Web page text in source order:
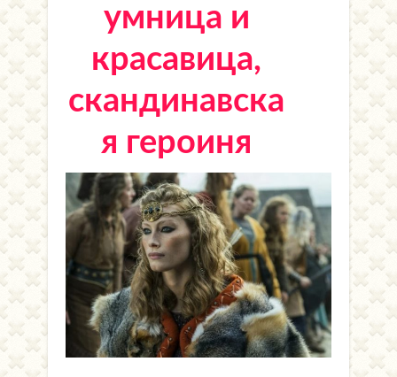
умница и
красавица,
скандинавска
я героиня